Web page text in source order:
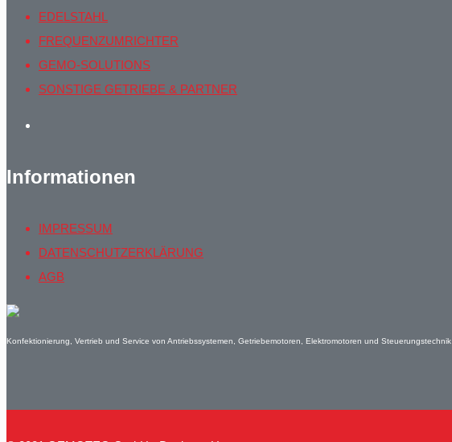
EDELSTAHL
FREQUENZUMRICHTER
GEMO-SOLUTIONS
SONSTIGE GETRIEBE & PARTNER
Informationen
IMPRESSUM
DATENSCHUTZERKLÄRUNG
AGB
Konfektionierung, Vertrieb und Service von Antriebssystemen, Getriebemotoren, Elektromotoren und Steuerungstechnik